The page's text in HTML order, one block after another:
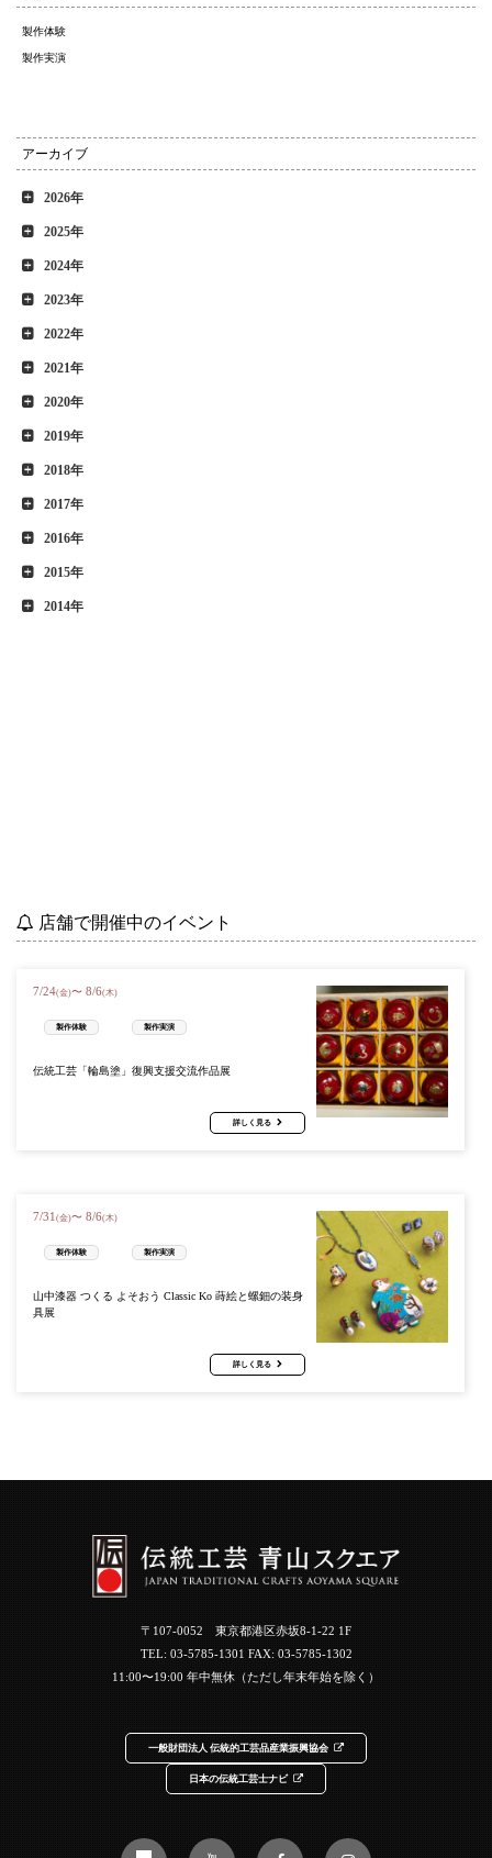
製作体験
製作実演
アーカイブ
2026年
2025年
2024年
2023年
2022年
2021年
2020年
2019年
2018年
2017年
2016年
2015年
2014年
店舗で開催中のイベント
7/24(金)〜 8/6(木)
製作体験 製作実演
伝統工芸「輪島塗」復興支援交流作品展
詳しく見る
7/31 (金)〜 8/6(木)
製作体験 製作実演
山中漆器 つくる よそおう Classic Ko 蒔絵と螺鈿の装身
具展
詳しく見る
〒107-0052 東京都港区赤坂8-1-22 1F
TEL: 03-5785-1301 FAX: 03-5785-1302
11:00〜19:00 年中無休（ただし年末年始を除く）
一般財団法人 伝統的工芸品産業振興協会
日本の伝統工芸士ナビ